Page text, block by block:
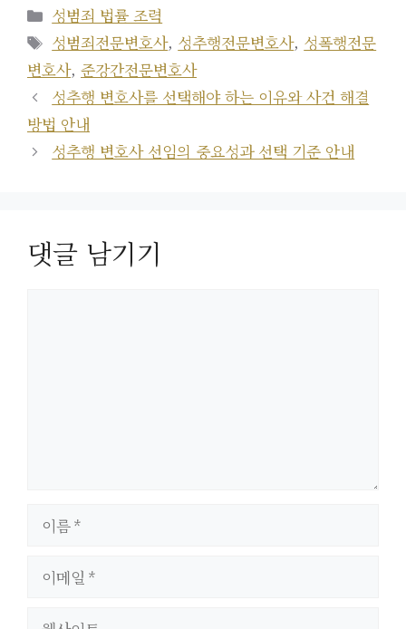
카
테
고
리
성범죄 법률 조력
태
그
성범죄전문변호사, 성추행전문변호사, 성폭행전문
변호사, 준강간전문변호사
성추행 변호사를 선택해야 하는 이유와 사건 해결
방법 안내
성추행 변호사 선임의 중요성과 선택 기준 안내
댓글 남기기